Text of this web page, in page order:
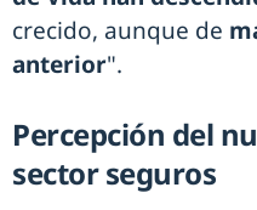
crecido, aunque de
anterior".
Percepción del
sector seguros